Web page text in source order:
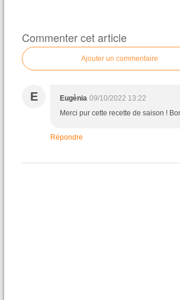
Commenter cet article
Ajouter un commentaire
E Eugènia 09/10/2022 13:22
Merci pur cette recette de saison !
Répondre